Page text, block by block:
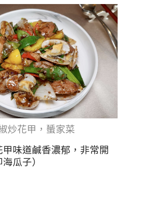
炒花甲，蜑家菜
味道鹹香濃郁，非常開
瓜子）